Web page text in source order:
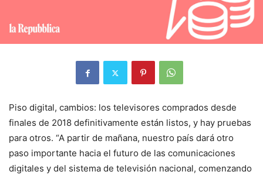
Piso digital, cambios: los televisores comprados desde
finales de 2018 definitivamente están listos, y hay pruebas
para otros. “A partir de mañana, nuestro país dará otro
paso importante hacia el futuro de las comunicaciones
digitales y del sistema de televisión nacional, comenzando